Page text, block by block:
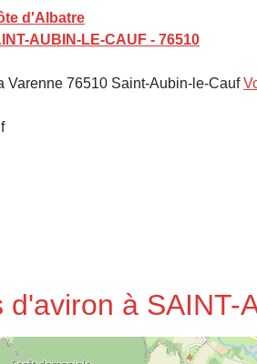
d'Albatre
AUBIN-LE-CAUF - 76510
Varenne 76510 Saint-Aubin-le-Cauf
à SAINT-